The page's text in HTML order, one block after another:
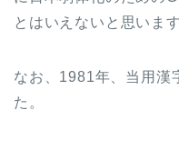
とはいえないと思います
なお、1981年、当用漢
た。